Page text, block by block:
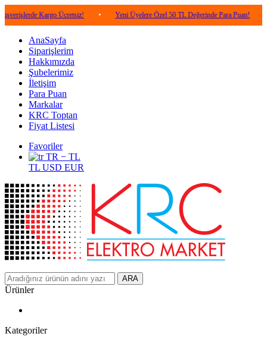
Kargo Ücretsiz! • Yeni Üyelere Özel 50 TL Değerinde Para Puan! •
AnaSayfa
Siparişlerim
Hakkımızda
Şubelerimiz
İletişim
Para Puan
Markalar
KRC Toptan
Fiyat Listesi
Favoriler
TR − TL
TL USD EUR
ARA
Ürünler
Kategoriler